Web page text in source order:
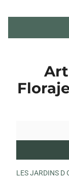
LES JARDINS D